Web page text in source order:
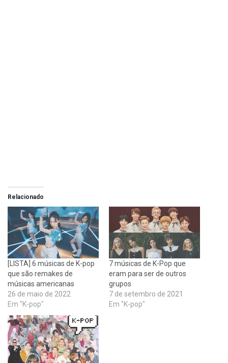
Relacionado
[LISTA] 6 músicas de K-pop
que são remakes de
músicas americanas
26 de maio de 2022
Em "K-pop"
7 músicas de K-Pop que
eram para ser de outros
grupos
7 de setembro de 2021
Em "K-pop"